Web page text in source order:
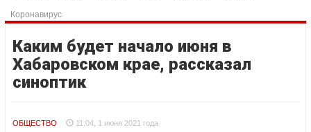
Коронавирус
Каким будет начало июня в
Хабаровском крае, рассказал
синоптик
ОБЩЕСТВО 11:04, 1 июня 2021 года